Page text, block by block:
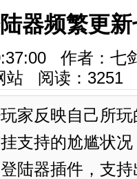
器频繁更
作者：
站 阅读： 3251
家反映自己所
支持的尬尴状
陆器插件，支